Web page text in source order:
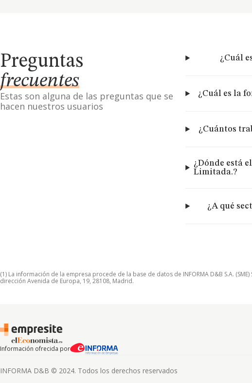
Preguntas
frecuentes
Estas son alguna de las preguntas que se
hacen nuestros usuarios
¿Cuál
¿Cuál es la
¿Cuántos
¿Dónde está
Limitada.?
¿A qué
(1) La información de la empresa procede de la base de datos de INFORMA D&B S.A.
dirección Avenida de Europa, 19, 28108, Madrid.
Información ofrecida por
INFORMA D&B © 2024. Todos los derechos reservados